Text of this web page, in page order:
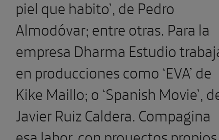
piel que habito’, de Pedro
Almodóvar; entre otras. Para la
empresa Dharma Estudio
en producciones como ‘EVA’ de
Kike Maillo; o ‘Spanish Movie’,
Javier Ruiz Caldera. Compagina